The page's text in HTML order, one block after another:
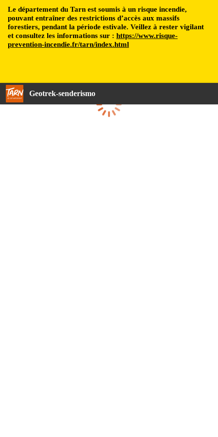
Le département du Tarn est soumis à un risque incendie,
pouvant entraîner des restrictions d’accès aux massifs
forestiers, pendant la période estivale. Veillez à rester vigilant
et consultez les informations sur : https://www.risque-
prevention-incendie.fr/tarn/index.html
Geotrek-senderismo
Cargando